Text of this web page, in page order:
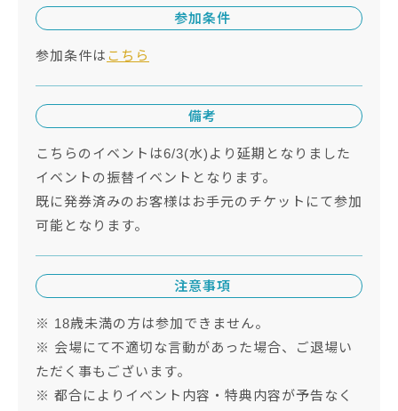
参加条件
参加条件は こちら
備考
こちらのイベントは6/3(水)より延期となりました
イベントの振替イベントとなります。
既に発券済みのお客様はお手元のチケットにて参加
可能となります。
注意事項
※ 18歳未満の方は参加できません。
※ 会場にて不適切な言動があった場合、ご退場い
ただく事もございます。
※ 都合によりイベント内容・特典内容が予告なく